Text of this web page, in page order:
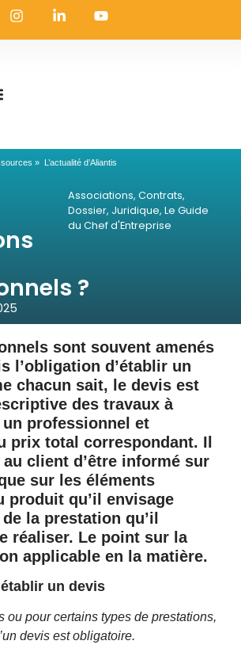
» L’actualité d’Aliantis
?
Associations, Contrats,
Dossier, Juridique, Le Guide
du Chef d'Entreprise
sont souvent amenés
l’obligation d’établir un
chacun sait, le devis est
des travaux à
professionnel et
prix total correspondant. Il
client d’être informé sur
sur les éléments
produit qu’il envisage
la prestation qu’il
réaliser. Le point sur la
applicable en la matière.
un devis
ou pour certains types de prestations,
devis est obligatoire.